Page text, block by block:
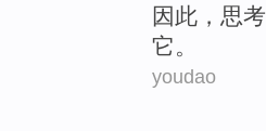
因此 ， 思考
它。
youdao